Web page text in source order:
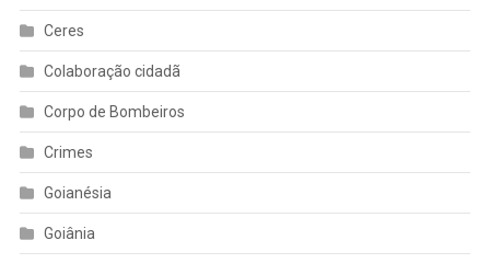
Ceres
Colaboração cidadã
Corpo de Bombeiros
Crimes
Goianésia
Goiânia